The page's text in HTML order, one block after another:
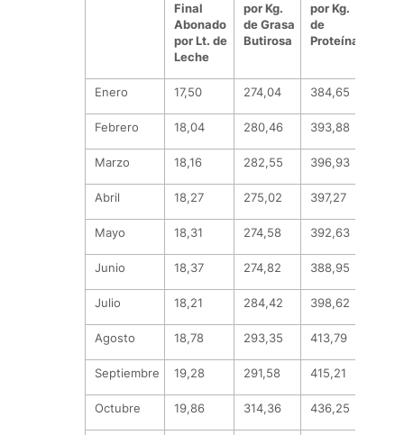
Final
Abonado
por Lt. de
Leche
por Kg.
de Grasa
Butirosa
por Kg.
de
Proteína
Enero 17,50 274,04 384,65
Febrero 18,04 280,46 393,88
Marzo 18,16 282,55 396,93
Abril 18,27 275,02 397,27
Mayo 18,31 274,58 392,63
Junio 18,37 274,82 388,95
Julio 18,21 284,42 398,62
Agosto 18,78 293,35 413,79
Septiembre 19,28 291,58 415,21
Octubre 19,86 314,36 436,25